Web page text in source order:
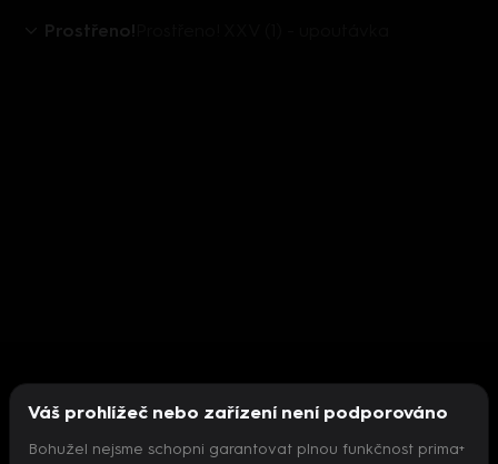
Prostřeno!
Váš prohlížeč nebo zařízení není podporováno
Bohužel nejsme schopni garantovat plnou funkčnost prima+